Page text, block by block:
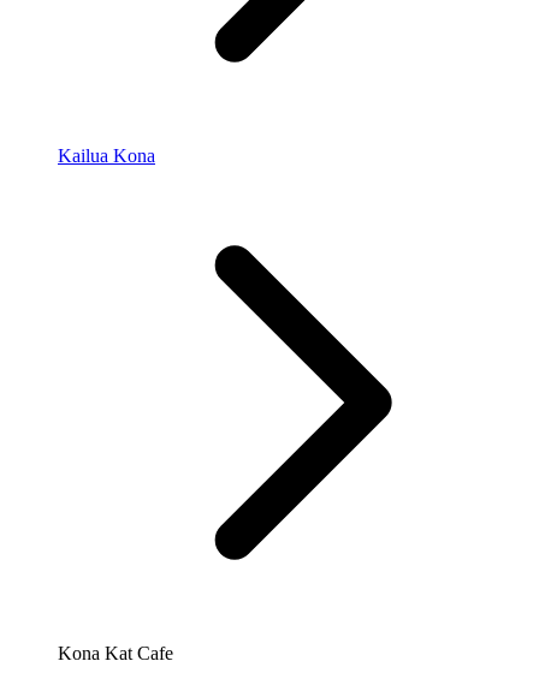
Kailua Kona
Kona Kat Cafe